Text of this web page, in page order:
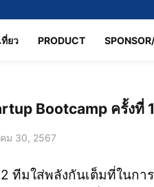
ยว PRODUCT
Bootcamp ครั้งที่
ม 30, 2567
ทีมใส่พลังกันเต็มที่ในกา